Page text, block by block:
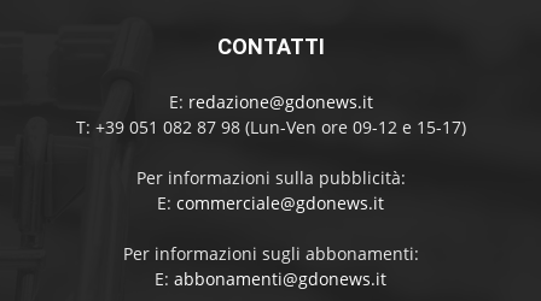
CONTATTI
E: redazione@gdonews.it
T: +39 051 082 87 98 (Lun-Ven ore 09-12 e 15-17)
Per informazioni sulla pubblicità:
E: commerciale@gdonews.it
Per informazioni sugli abbonamenti:
E: abbonamenti@gdonews.it